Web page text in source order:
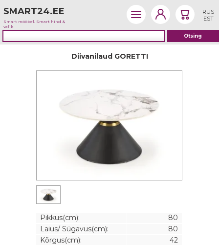
SMART24.EE
Smart mööbel. Smart hind &
valik
RUS
EST
Diivanilaud GORETTI
Pikkus(cm):
80
Laius/ Sügavus(cm):
80
Kõrgus(cm):
42